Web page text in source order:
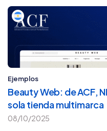
Ejemplos
Beauty Web: de ACF,
sola tienda multimarca
08/10/2025